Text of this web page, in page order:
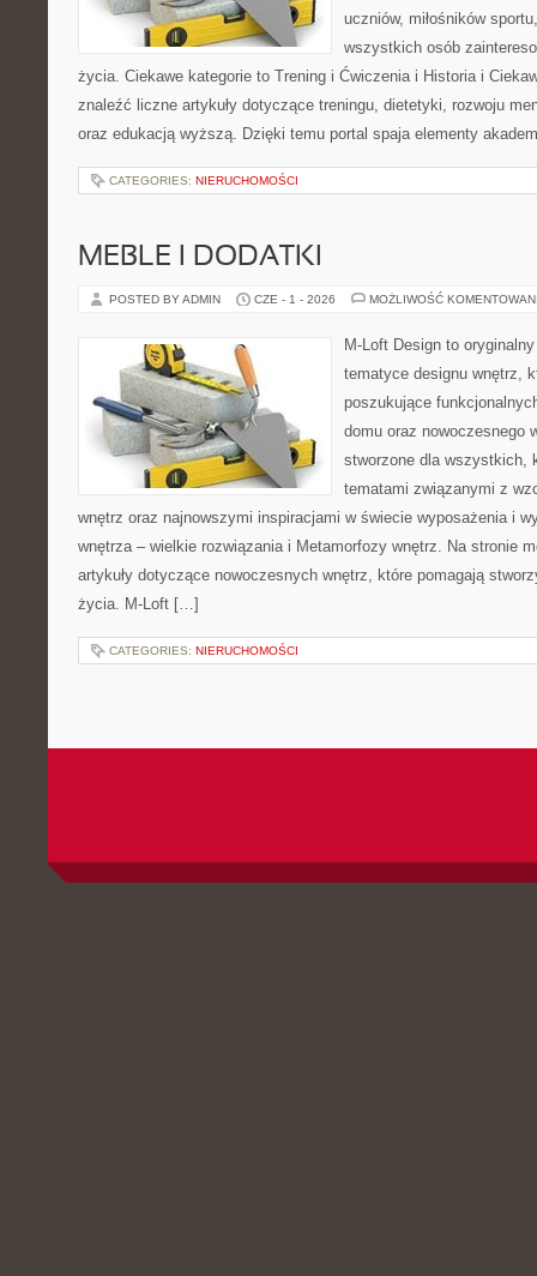
uczniów, miłośników
wszystkich osób
życia. Ciekawe kategorie to Trening i Ćwiczenia i Historia i
znaleźć liczne artykuły dotyczące treningu, dietetyki, rozwoju
oraz edukacją wyższą. Dzięki temu portal spaja elementy
CATEGORIES: NIERUCHOMOŚCI
MEBLE I DODATKI
POSTED BY ADMIN CZE - 1 - 2026 MOŻLIWOŚĆ
M-Loft Design to
tematyce designu wnętrz,
poszukujące
domu oraz nowoczesnego
stworzone dla wszystkich,
tematami związanymi z
wnętrz oraz najnowszymi inspiracjami w świecie wyposażenia i
wnętrza – wielkie rozwiązania i Metamorfozy wnętrz. Na stronie
artykuły dotyczące nowoczesnych wnętrz, które pomagają
życia. M-Loft […]
CATEGORIES: NIERUCHOMOŚCI